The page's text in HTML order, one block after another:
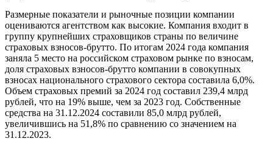
Размерные показатели и рыночные позиции компании
оцениваются агентством как высокие. Компания входит в
группу крупнейших страховщиков страны по величине
страховых взносов-брутто. По итогам 2024 года компания
заняла 5 место на российском страховом рынке по взносам,
доля страховых взносов-брутто компании в совокупных
взносах национального страхового сектора составила 6,0%.
Объем страховых премий за 2024 год составил 239,4 млрд
рублей, что на 19% выше, чем за 2023 год. Собственные
средства на 31.12.2024 составили 85,0 млрд рублей,
увеличившись на 51,8% по сравнению со значением на
31.12.2023.